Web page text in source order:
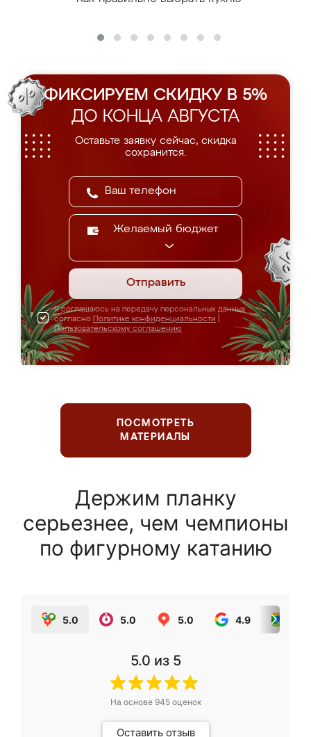
ФИКСИРУЕМ СКИДКУ В 5%
ДО КОНЦА АВГУСТА
Оставьте заявку сейчас, скидка
сохранится.
Желаемый бюджет
Отправить
Я соглашаюсь на передачу персональных данных
согласно Политике конфиденциальности
Пользовательскому соглашению
ПОСМОТРЕТЬ
МАТЕРИАЛЫ
Держим планку
серьезнее, чем чемпионы
по фигурному катанию
5.0 5.0 5.0 4.9
5.0 из 5
На основе 945оценок
Оставить отзыв